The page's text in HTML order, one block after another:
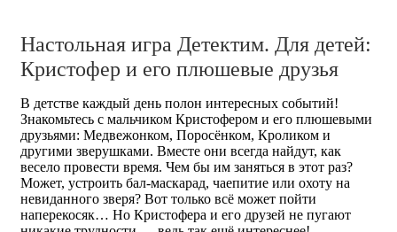
Настольная игра Детектим. Для детей:
Кристофер и его плюшевые друзья
В детстве каждый день полон интересных событий!
Знакомьтесь с мальчиком Кристофером и его плюшевыми
друзьями: Медвежонком, Поросёнком, Кроликом и
другими зверушками. Вместе они всегда найдут, как
весело провести время. Чем бы им заняться в этот раз?
Может, устроить бал-маскарад, чаепитие или охоту на
невиданного зверя? Вот только всё может пойти
наперекосяк… Но Кристофера и его друзей не пугают